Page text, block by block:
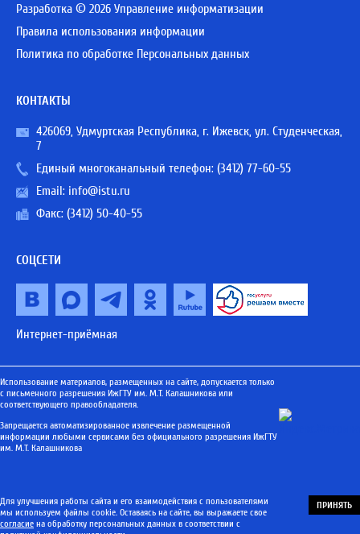
Разработка © 2026 Управление информатизации
Правила использования информации
Политика по обработке Персональных данных
КОНТАКТЫ
426069, Удмуртская Республика, г. Ижевск, ул. Студенческая,
7
Единый многоканальный телефон: (3412) 77-60-55
Email: info@istu.ru
Факс: (3412) 50-40-55
СОЦСЕТИ
Интернет-приёмная
Использование материалов, размещенных на сайте, допускается только
с письменного разрешения ИжГТУ им. М.Т. Калашникова или
соответствующего правообладателя.
Запрещается автоматизированное извлечение размещенной
информации любыми сервисами без официального разрешения ИжГТУ
им. М.Т. Калашникова
Для улучшения работы сайта и его взаимодействия с пользователями
мы используем файлы cookie. Оставаясь на сайте, вы выражаете свое
согласие на обработку персональных данных в соответствии с
ПРИНЯТЬ